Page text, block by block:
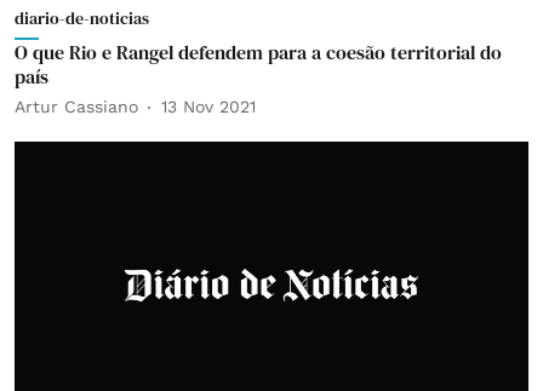
diario-de-noticias
O que Rio e Rangel defendem para a coesão territorial do
país
Artur Cassiano 13 Nov 2021